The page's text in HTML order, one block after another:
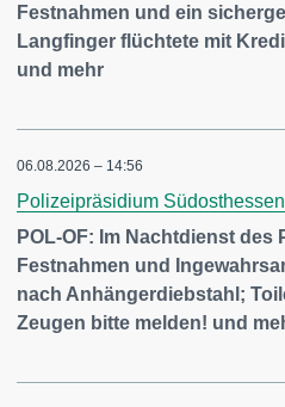
Festnahmen und ein
Langfinger flüchtete mit
und mehr
06.08.2026 – 14:56
Polizeipräsidium Südosthessen
POL-OF: Im Nachtdienst des
Festnahmen und
nach Anhängerdiebstahl;
Zeugen bitte melden! und